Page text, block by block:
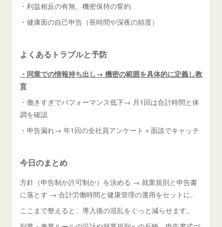
・利益相反の有無、機密保持の誓約
・健康面の自己申告（長時間や深夜の頻度）
よくあるトラブルと予防
・同業での情報持ち出し→ 機密の範囲を具体的に定義し教
育
・働きすぎでパフォーマンス低下→ 月1回は合計時間と体
調を確認
・申告漏れ→ 年1回の全社員アンケート＋面談でキャッチ
今日のまとめ
方針（申告制か許可制か）を決める → 就業規則と申告書
に落とす → 合計労働時間と健康管理の運用をセットに。
ここまで整えると、導入後の混乱をぐっと減らせます。